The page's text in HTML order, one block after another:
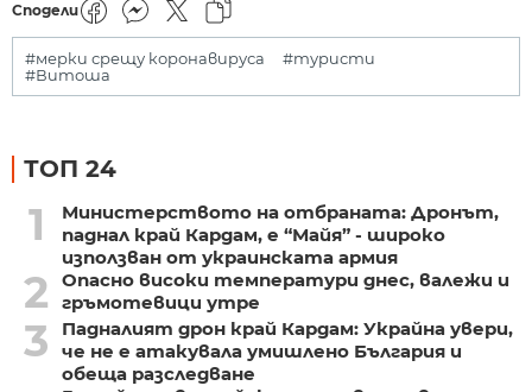
Сподели
#мерки срещу коронавируса
#туристи
#Витоша
ТОП 24
1
Министерството на отбраната: Дронът,
паднал край Кардам, е “Майя” - широко
използван от украинската армия
2
Опасно високи температури днес, валежи и
гръмотевици утре
3
Падналият дрон край Кардам: Украйна увери,
че не е атакувала умишлено България и
обеща разследване